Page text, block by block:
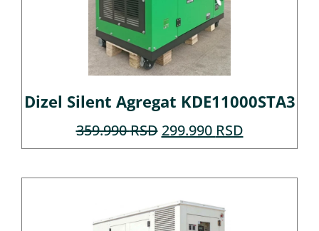
Dizel Silent Agregat KDE11000STA3
359.990RSD 299.990 RSD